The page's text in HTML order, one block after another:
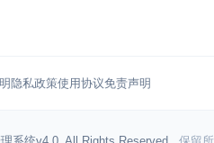
隐私政策使用协议免责声明